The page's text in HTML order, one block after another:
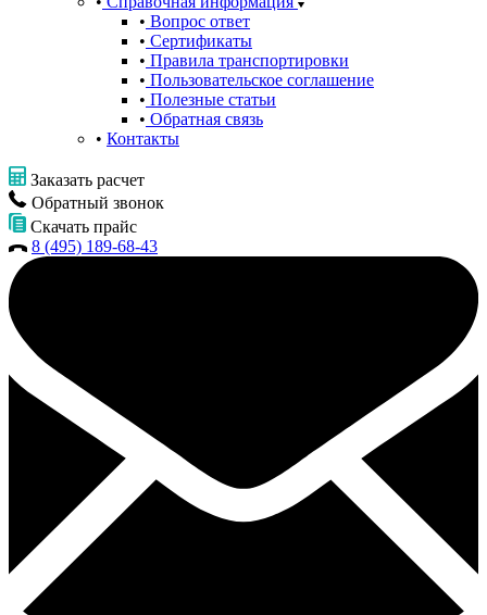
Вопрос ответ
Сертификаты
Правила транспортировки
Пользовательское соглашение
Полезные статьи
Обратная связь
Контакты
Заказать расчет
Обратный звонок
Скачать прайс
8 (495) 189-68-43